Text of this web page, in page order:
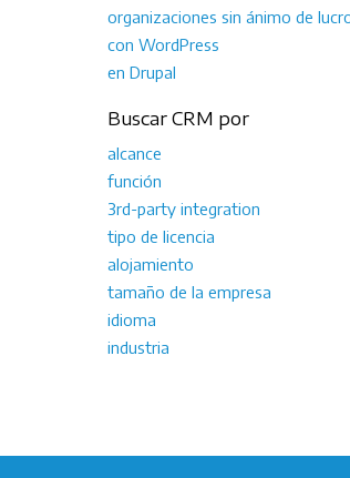
organizaciones sin ánimo de
con WordPress
en Drupal
Buscar CRM por
alcance
función
3rd-party integration
tipo de licencia
alojamiento
tamaño de la empresa
idioma
industria